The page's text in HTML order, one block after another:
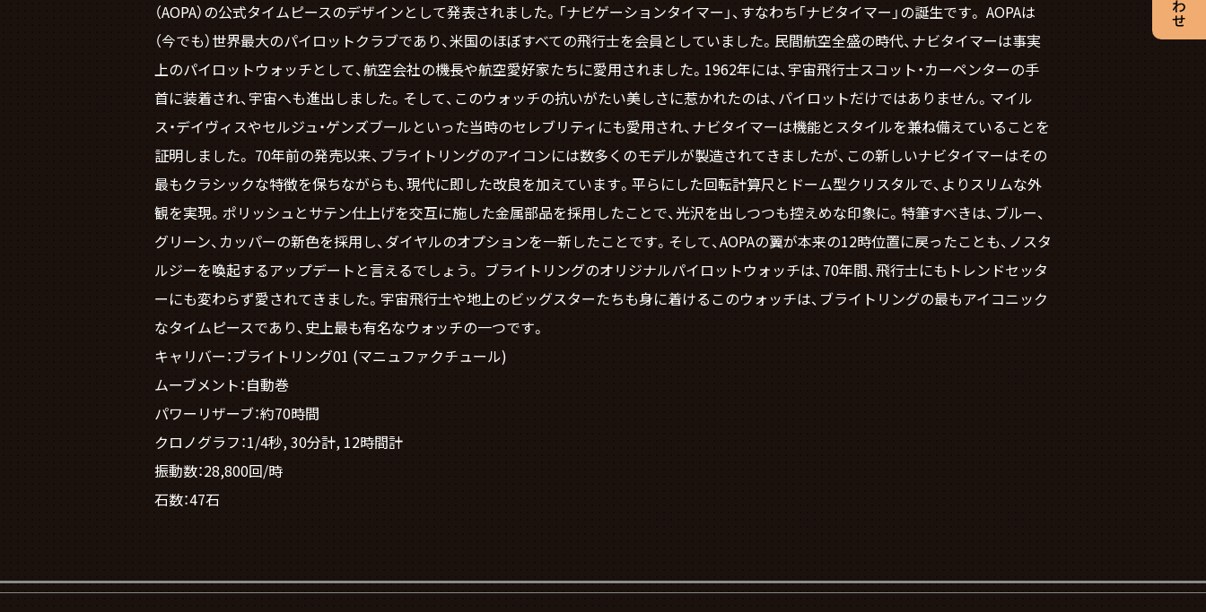
（AOPA）の公式タイムピースのデザインとして発表されました。「ナビゲーションタイマー」、すなわち「ナビタイマー」の誕生です。 AOPAは
（今でも）世界最大のパイロットクラブであり、米国のほぼすべての飛行士を会員としていました。民間航空全盛の時代、ナビタイマーは事実
上のパイロットウォッチとして、航空会社の機長や航空愛好家たちに愛用されました。1962年には、宇宙飛行士スコット・カーペンターの手
首に装着され、宇宙へも進出しました。そして、このウォッチの抗いがたい美しさに惹かれたのは、パイロットだけではありません。マイル
ス・デイヴィスやセルジュ・ゲンズブールといった当時のセレブリティにも愛用され、ナビタイマーは機能とスタイルを兼ね備えていることを
証明しました。 70年前の発売以来、ブライトリングのアイコンには数多くのモデルが製造されてきましたが、この新しいナビタイマーはその
最もクラシックな特徴を保ちながらも、現代に即した改良を加えています。平らにした回転計算尺とドーム型クリスタルで、よりスリムな外
観を実現。ポリッシュとサテン仕上げを交互に施した金属部品を採用したことで、光沢を出しつつも控えめな印象に。特筆すべきは、ブルー、
グリーン、カッパーの新色を採用し、ダイヤルのオプションを一新したことです。そして、AOPAの翼が本来の12時位置に戻ったことも、ノスタ
ルジーを喚起するアップデートと言えるでしょう。 ブライトリングのオリジナルパイロットウォッチは、70年間、飛行士にもトレンドセッタ
ーにも変わらず愛されてきました。宇宙飛行士や地上のビッグスターたちも身に着けるこのウォッチは、ブライトリングの最もアイコニック
なタイムピースであり、史上最も有名なウォッチの一つです。
キャリバー：ブライトリング01 (マニュファクチュール)
ムーブメント：自動巻
パワーリザーブ：約70時間
クロノグラフ：1/4秒, 30分計, 12時間計
振動数：28,800回/時
石数：47石